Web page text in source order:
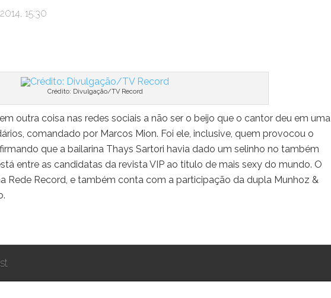
15:30
Crédito: Divulgação/TV Record
outra coisa nas redes sociais a não ser o beijo que o cantor deu em uma
comandado por Marcos Mion. Foi ele, inclusive, quem provocou o
que a bailarina Thays Sartori havia dado um selinho no também
entre as candidatas da revista VIP ao titulo de mais sexy do mundo. O
Rede Record, e também conta com a participação da dupla Munhoz &